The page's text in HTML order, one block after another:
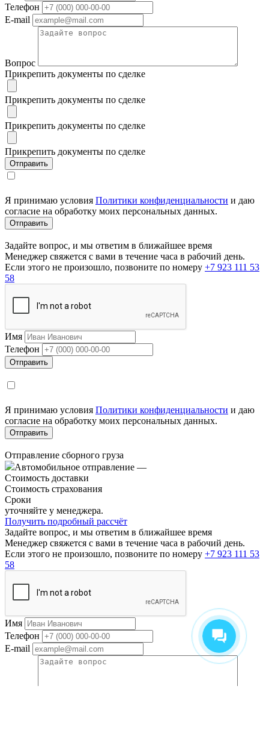
Телефон
E-mail
Вопрос
Прикрепить документы по сделке
Прикрепить документы по сделке
Прикрепить документы по сделке
Прикрепить документы по сделке
Я принимаю условия Политики конфиденциальности и даю
согласие на обработку моих персональных данных.
Задайте вопрос, и мы ответим в ближайшее время
Менеджер свяжется с вами в течение часа в рабочий день.
Если этого не произошло, позвоните по номеру +7 923 111 53
58
Имя
Телефон
Я принимаю условия Политики конфиденциальности и даю
согласие на обработку моих персональных данных.
Отправление сборного груза
Автомобильное отправление —
Стоимость доставки
Стоимость страхования
Сроки
уточняйте у менеджера.
Получить подробный рассчёт
Задайте вопрос, и мы ответим в ближайшее время
Менеджер свяжется с вами в течение часа в рабочий день.
Если этого не произошло, позвоните по номеру +7 923 111 53
58
Имя
Телефон
E-mail